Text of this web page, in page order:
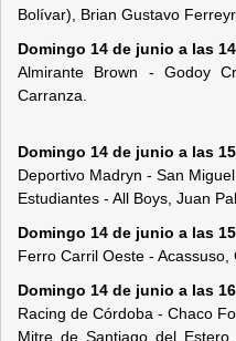
Bolívar), Brian Gustavo
Domingo 14 de junio a las
Almirante Brown - Godoy
Carranza.
Domingo 14 de junio a las
Deportivo Madryn - San
Estudiantes - All Boys, Juan
Domingo 14 de junio a las
Ferro Carril Oeste - Acassuso,
Domingo 14 de junio a las
Racing de Córdoba - Chaco
Mitre de Santiago del